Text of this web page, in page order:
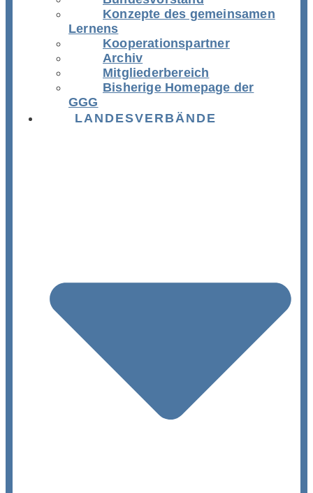
Konzepte des gemeinsamen
Lernens
Kooperationspartner
Archiv
Mitgliederbereich
Bisherige Homepage der
GGG
LANDESVERBÄNDE